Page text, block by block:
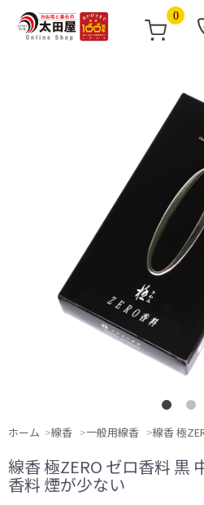
0
ホーム 線香 一般用線香
線香 極ZERO ゼロ香料 黒
香料 煙が少ない